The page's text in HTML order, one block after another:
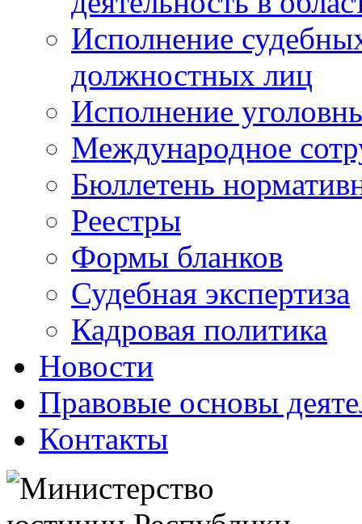
Исполнение
должностных лиц
Исполнение
Международное
Бюллетень
Реестры
Формы бланков
Судебная экспертиза
Кадровая политика
Новости
Правовые основы
Контакты